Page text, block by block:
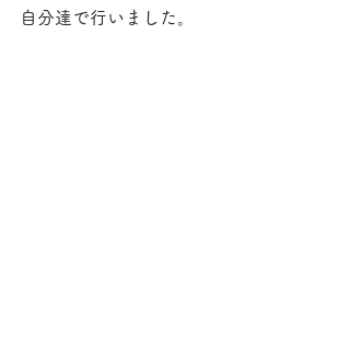
自分達で行いました。